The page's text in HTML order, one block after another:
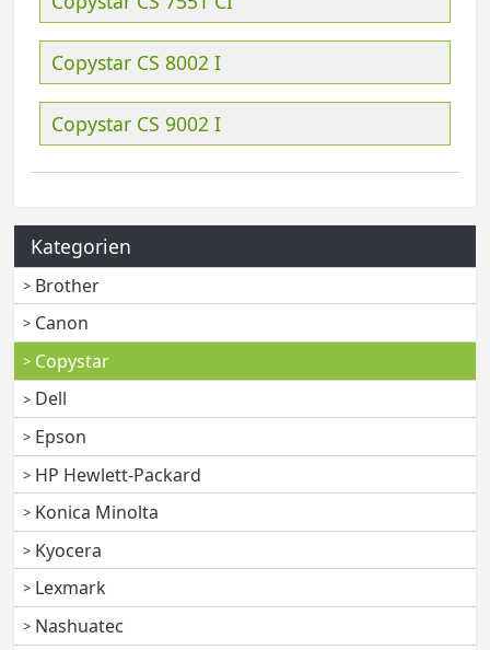
Copystar CS 8002 I
Copystar CS 9002 I
Kategorien
Brother
Canon
Copystar
Dell
Epson
HP Hewlett-Packard
Konica Minolta
Kyocera
Lexmark
Nashuatec